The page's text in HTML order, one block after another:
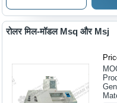
रोलर मिल-मॉडल Msq और Msj